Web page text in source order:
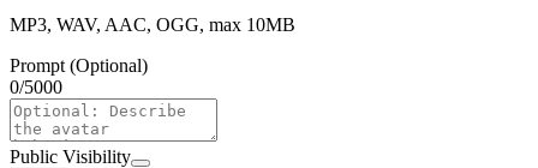
MP3, WAV, AAC, OGG, max 10MB
Prompt (Optional)
0/5000
Public Visibility